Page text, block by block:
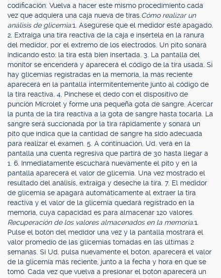
codificación. Vuelva a hacer este mismo procedimiento cada
vez que adquiera una caja nueva de tiras. Cómo realizar un
análisis de glicemia:1. Asegúrese que el medidor esté apagado.
2. Extraiga una tira reactiva de la caja e insértela en la ranura
del medidor, por el extremo de los electrodos. Un pito sonará
indicando esto: la tira está bien insertada. 3. La pantalla del
monitor se encenderá y aparecerá el código de la tira usada. Si
hay glicemias registradas en la memoria, la más reciente
aparecerá en la pantalla intermitentemente junto al código de
la tira reactiva. 4. Pínchese el dedo con el dispositivo de
punción Microlet y forme una pequeña gota de sangre. Acercar
la punta de la tira reactiva a la gota de sangre hasta tocarla. La
sangre será succionada por la tira rápidamente y sonará un
pito que indica que la cantidad de sangre ha sido adecuada
para realizar el examen. 5. A continuación, Ud. verá en la
pantalla una cuenta regresiva que partirá de 30 hasta llegar a
1. 6. Inmediatamente escuchará nuevamente el pito y en la
pantalla aparecerá el valor de glicemia. Una vez mostrado el
resultado del análisis, extraiga y deseche la tira. 7. El medidor
de glicemia se apagará automáticamente al extraer la tira
reactiva y el valor de la glicemia quedará registrado en la
memoria, cuya capacidad es para almacenar 120 valores.
Recuperación de los valores almacenados en la memoria:1.
Pulse el botón del medidor una vez y la pantalla mostrará el
valor promedio de las glicemias tomadas en las últimas 2
semanas. Si Ud. pulsa nuevamente el botón, aparecerá el valor
de la glicemia más reciente, junto a la fecha y hora en que se
tomó. Cada vez que vuelva a presionar el botón aparecerá un